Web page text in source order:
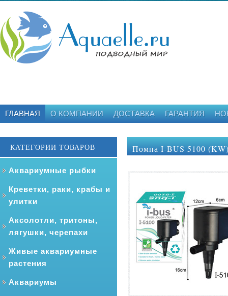
ГЛАВНАЯ О КОМПАНИИ ДОСТАВКА ГАРАНТИЯ
КАТЕГОРИИ ТОВАРОВ
Аквариумные рыбки
Креветки, раки, крабы и
улитки
Аксолотли, тритоны,
лягушки, черепахи
Живые аквариумные
растения
Аквариумы
Помпа I-BUS 5100